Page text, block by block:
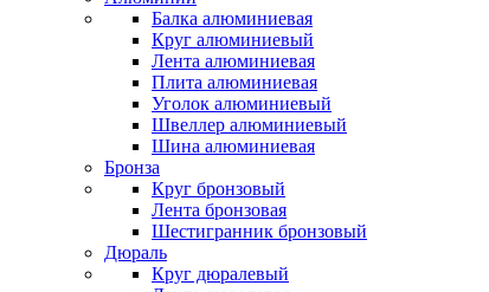
Балка алюминиевая
Круг алюминиевый
Лента алюминиевая
Плита алюминиевая
Уголок алюминиевый
Швеллер алюминиевый
Шина алюминиевая
Бронза
Круг бронзовый
Лента бронзовая
Шестигранник бронзовый
Дюраль
Круг дюралевый